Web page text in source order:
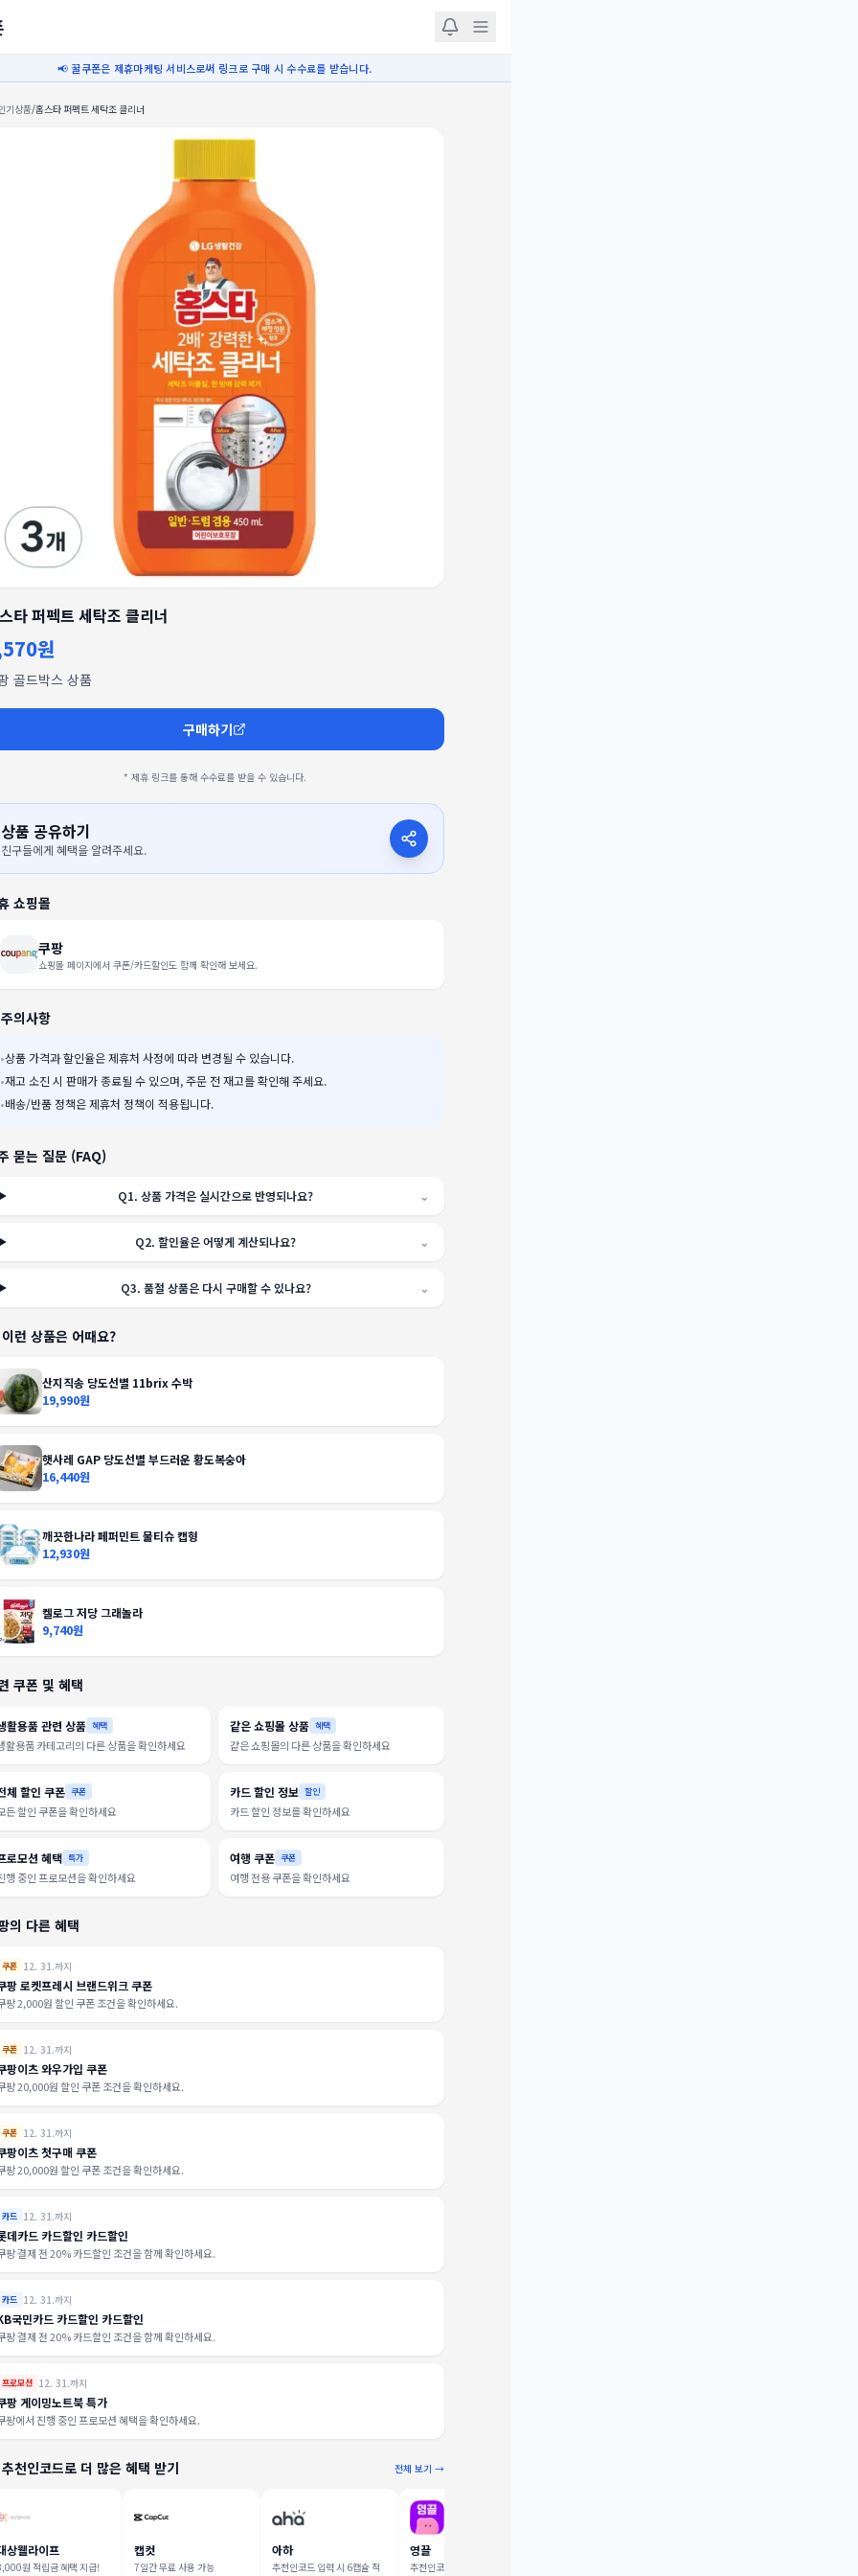
📢 꿀쿠폰은 제휴마케팅 서비스로써 링크로 구매 시 수수료를 받습니다.
기상품/홈스타 퍼펙트 세탁조 클리너
타 퍼펙트 세탁조 클리너
원
골드박스 상품
구매하기
* 제휴 링크를 통해 수수료를 받을 수 있습니다.
상품 공유하기
친구들에게 혜택을 알려주세요.
쇼핑몰
쿠팡
쇼핑몰 페이지에서 쿠폰/카드할인도 함께 확인해 보세요.
의사항
•상품 가격과 할인율은 제휴처 사정에 따라 변경될 수 있습니다.
•재고 소진 시 판매가 종료될 수 있으며, 주문 전 재고를 확인해 주세요.
•배송/반품 정책은 제휴처 정책이 적용됩니다.
묻는 질문 (FAQ)
Q1.상품 가격은 실시간으로 반영되나요? ⌄
Q2.할인율은 어떻게 계산되나요? ⌄
Q3. 품절 상품은 다시 구매할 수 있나요? ⌄
런 상품은 어때요?
산지직송 당도선별 11brix 수박
19,990원
햇사레 GAP 당도선별 부드러운 황도복숭아
16,440원
깨끗한나라 페퍼민트 물티슈 캡형
12,930원
켈로그 저당 그래놀라
9,740원
쿠폰 및 혜택
활용품 관련 상품 혜택
활용품 카테고리의 다른 상품을 확인하세요
같은 쇼핑몰 상품 혜택
같은 쇼핑몰의 다른 상품을 확인하세요
체 할인 쿠폰 쿠폰
든 할인 쿠폰을 확인하세요
카드 할인 정보 할인
카드 할인 정보를 확인하세요
로모션 혜택 특가
행 중인 프로모션을 확인하세요
여행 쿠폰 쿠폰
여행 전용 쿠폰을 확인하세요
의 다른 혜택
쿠폰 12. 31.까지
팡 로켓프레시 브랜드위크 쿠폰
팡 2,000원 할인 쿠폰 조건을 확인하세요.
쿠폰 12. 31.까지
팡이츠 와우가입 쿠폰
팡 20,000원 할인 쿠폰 조건을 확인하세요.
쿠폰 12. 31.까지
팡이츠 첫구매 쿠폰
팡 20,000원 할인 쿠폰 조건을 확인하세요.
카드 12. 31.까지
데카드 카드할인 카드할인
팡 결제 전 20% 카드할인 조건을 함께 확인하세요.
카드 12. 31.까지
국민카드 카드할인 카드할인
팡 결제 전 20% 카드할인 조건을 함께 확인하세요.
프로모션 12. 31.까지
팡 게이밍노트북 특가
팡에서 진행 중인 프로모션 혜택을 확인하세요.
천인코드로 더 많은 혜택 받기 전체 보기 →
상웰라이프
원 적립금 혜택 지급!
캡컷
7일간 무료 사용 가능
아하
추천인코드 입력 시 6캡슐 적
영끌
추천인코드 입력 시 1,000 포